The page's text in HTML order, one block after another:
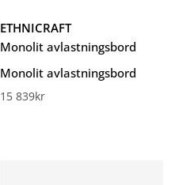
ETHNICRAFT
Monolit avlastningsbord
Monolit avlastningsbord
15 839kr